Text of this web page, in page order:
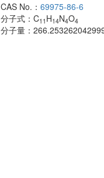
CAS No.：69975-86-6
分子式：C11 H14N4O4
分子量：